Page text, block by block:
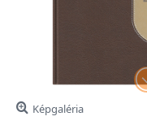
Képgaléria